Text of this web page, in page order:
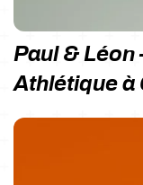
Paul & Léon
Athlétique à